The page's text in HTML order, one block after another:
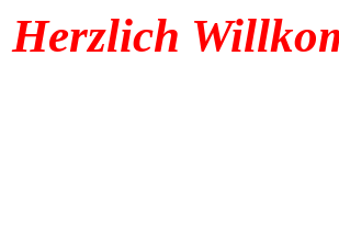
Herzlich